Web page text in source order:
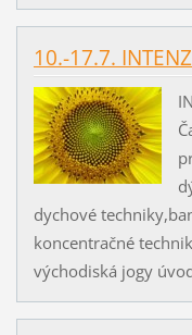
10.-17.7.
dychové
koncentračné
východiská jogy